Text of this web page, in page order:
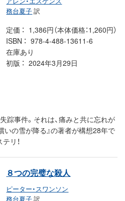
務台夏子訳
定価
1,386円（本体価格：1,260円）
ISBN
978-4-488-13611-6
在庫あり
初版
2024年3月29日
踪事件。それは、痛みと共に忘れが
いの雪が降る』の著者が構想28年で
リ！
８つの完璧な殺人
ピーター・スワンソン
務台夏子訳